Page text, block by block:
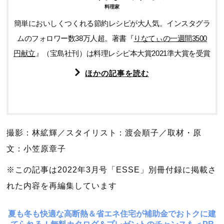
料理家
簡単においしくつくれる節約レシピが大人気。インスタグラ
ムのフォロワー数38万人超。著書『りなてぃの一週間3500
円献立 』（宝島社刊）は料理レシピ本大賞2021準大賞を受賞
ほかの記事を読む
撮影：林絋輝／スタイリスト：渡会順子／取材・原
文：小笠原章子
※この記事は2022年3月号「ESSE」別冊付録に掲載さ
れた内容を再編集しています
夏も冬も快適な高断熱＆省エネ住宅が補助金でおトクに建